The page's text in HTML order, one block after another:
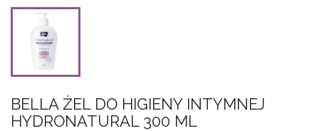
BELLA ŻEL DO HIGIENY INTYMNEJ
HYDRONATURAL 300 ML